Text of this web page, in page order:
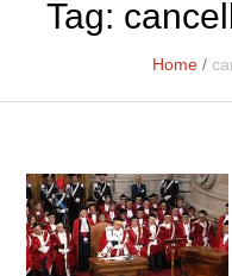
Tag:
Home /